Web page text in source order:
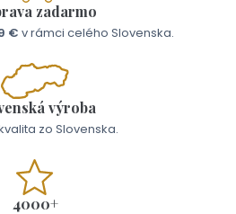
zadarmo
€ v rámci celého Slovenska.
výroba
zo Slovenska.
4000+